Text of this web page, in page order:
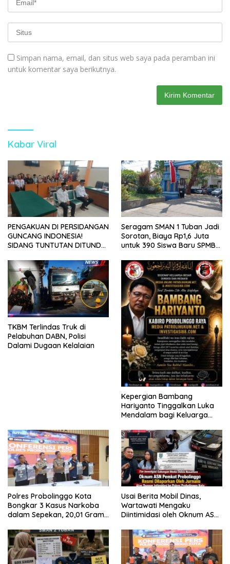
Simpan nama, email, dan situs web saya pada peramban ini
untuk komentar saya berikutnya.
Kabar Viral
PENGAKUAN DI PERSIDANGAN
GUNCANG INDONESIA!
SIDANG TUNTUTAN DITUNDA,
MENGAMUK DI PN MALANG
Seragam SMAN 1 Tuban Jadi
Sorotan, Biaya Rp1,6 Juta
untuk 390 Siswa Baru SPMB
TKBM Terlindas Truk di
Pelabuhan DABN, Polisi
Dalami Dugaan Kelalaian
Kepergian Bambang
Hariyanto Tinggalkan Luka
Mendalam bagi Keluarga
Polres Probolinggo Kota
Bongkar 3 Kasus Narkoba
dalam Sepekan, 20,01 Gram
Usai Berita Mobil Dinas,
Wartawati Mengaku
Diintimidasi oleh Oknum ASN
Tempuh Jalur Hukum